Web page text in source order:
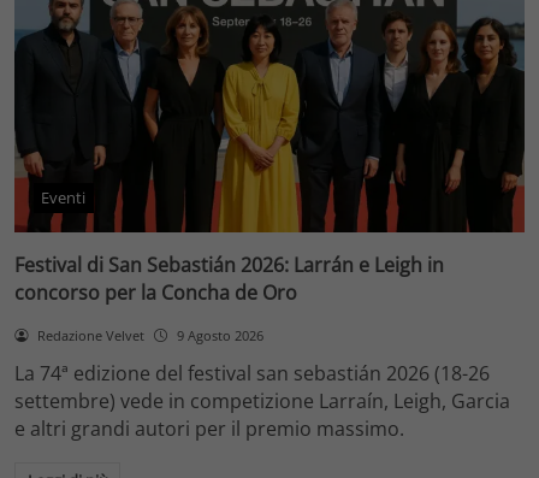
Eventi
Festival di San Sebastián 2026: Larrán e Leigh in
concorso per la Concha de Oro
Redazione Velvet 9 Agosto 2026
La 74ª edizione del festival san sebastián 2026 (18-26
settembre) vede in competizione Larraín, Leigh, Garcia
e altri grandi autori per il premio massimo.